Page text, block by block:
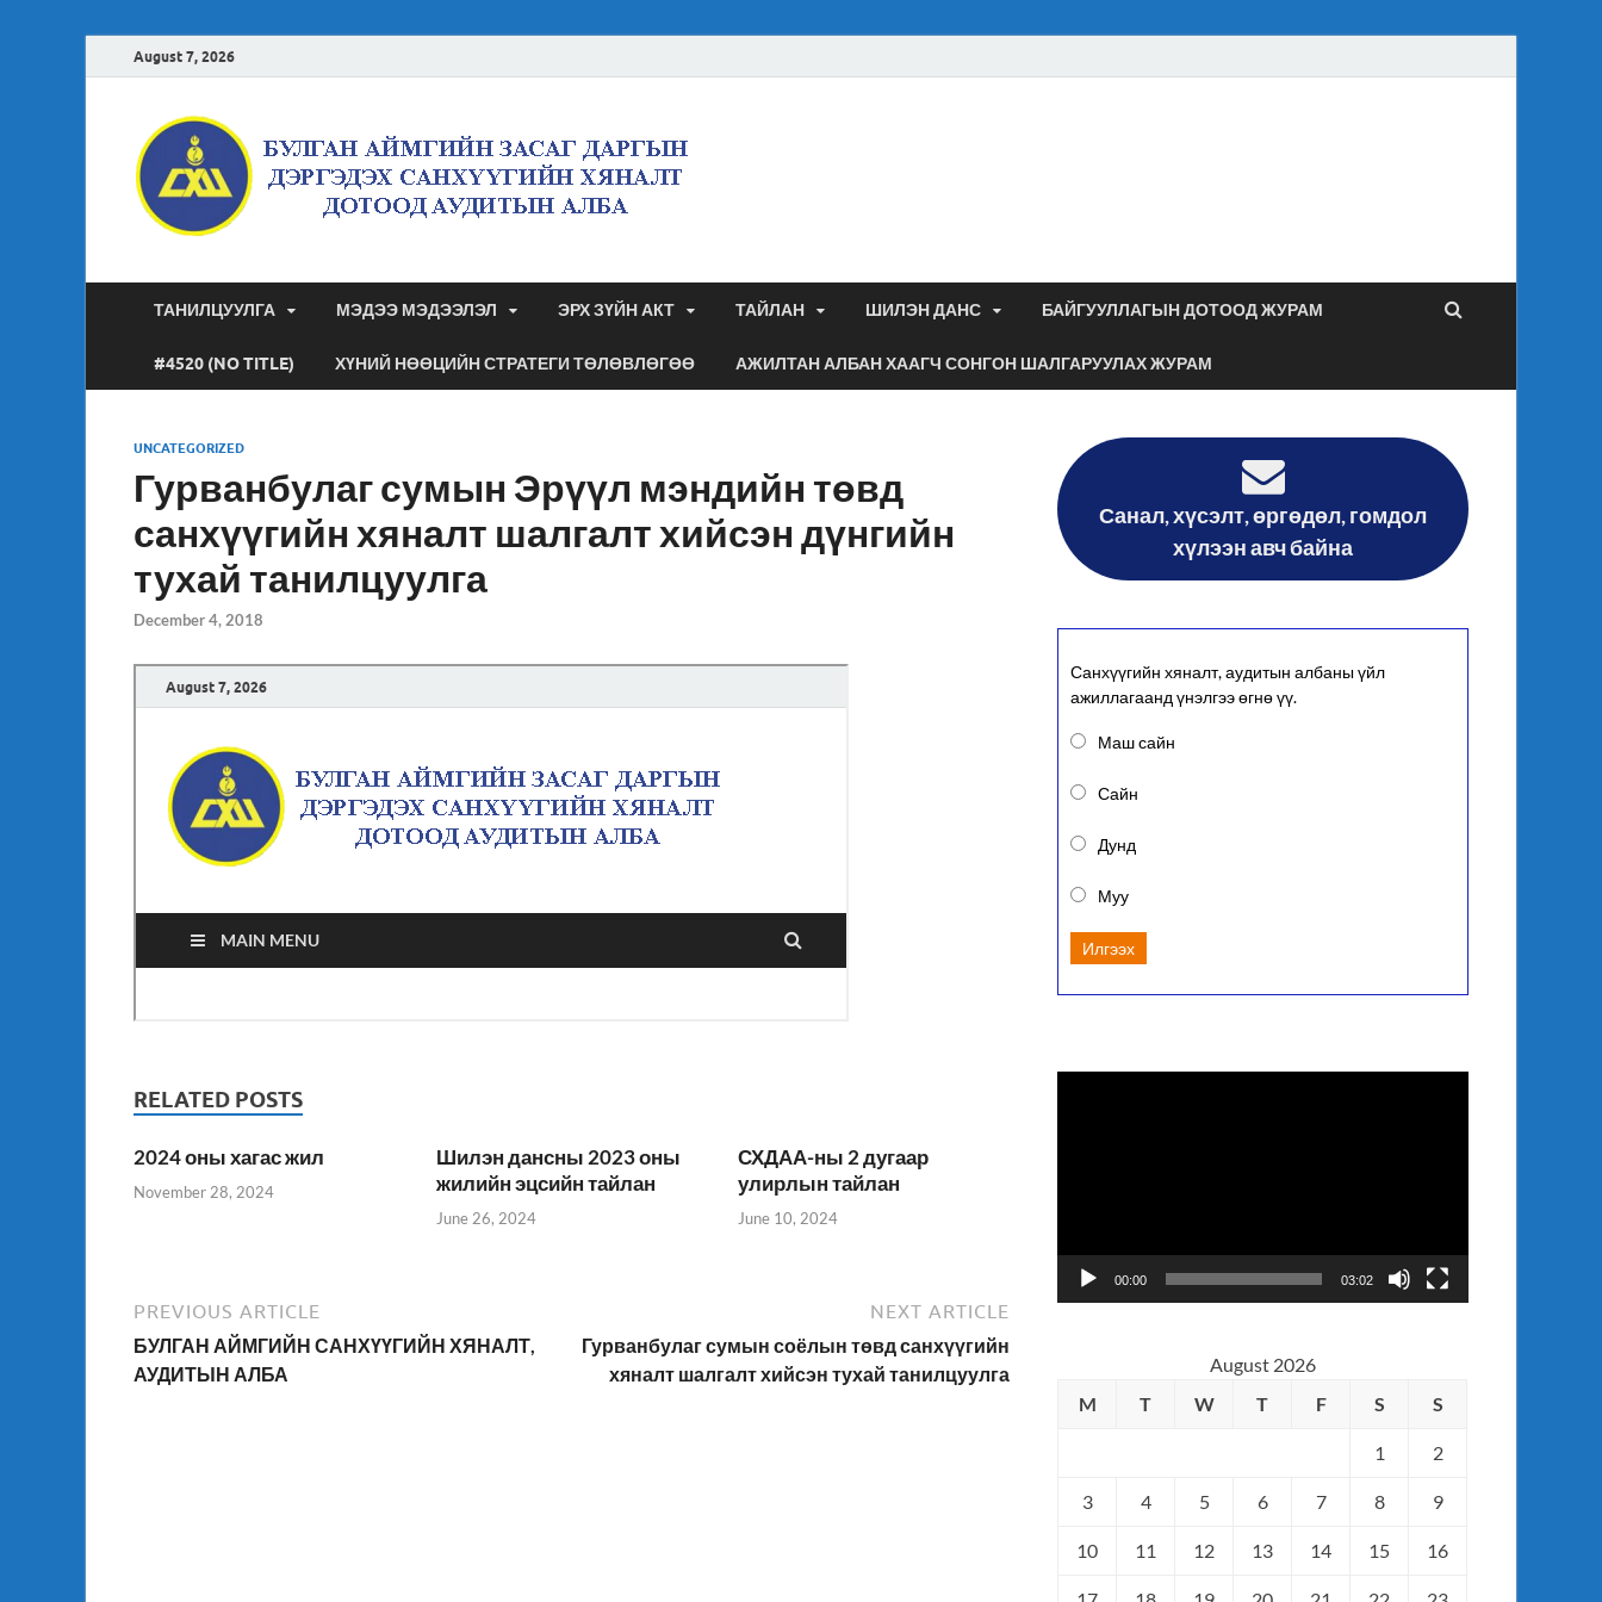
August 7, 2026
аудитын алба
ТАНИЛЦУУЛГА МЭДЭЭ МЭДЭЭЛЭЛ ЭРХ ЗҮЙН АКТ ТАЙЛАН ШИЛЭН ДАНС БАЙГУУЛЛАГЫН ДОТООД ЖУРАМ
#4520 (NO TITLE) ХҮНИЙ НӨӨЦИЙН СТРАТЕГИ ТӨЛӨВЛӨГӨӨ АЖИЛТАН АЛБАН ХААГЧ СОНГОН ШАЛГАРУУЛАХ ЖУРАМ
UNCATEGORIZED
Гурванбулаг сумын Эрүүл мэндийн төвд
санхүүгийн хяналт шалгалт хийсэн дүнгийн
тухай танилцуулга
December 4, 2018
RELATED POSTS
2024 оны хагас жил
November 28, 2024
Шилэн дансны 2023 оны
жилийн эцсийн тайлан
June 26, 2024
СХДАА-ны 2 дугаар
улирлын тайлан
June 10, 2024
PREVIOUS ARTICLE
БУЛГАН АЙМГИЙН САНХҮҮГИЙН ХЯНАЛТ,
АУДИТЫН АЛБА
NEXT ARTICLE
Гурванбулаг сумын соёлын төвд санхүүгийн
хяналт шалгалт хийсэн тухай танилцуулга
Санал, хүсэлт, өргөдөл, гомдол
хүлээн авч байна
Санхүүгийн хяналт, аудитын албаны үйл
ажиллагаанд үнэлгээ өгнө үү.
Маш сайн
Сайн
Дунд
Муу
Илгээх
00:00 03:02
August 2026
M
T W T F S S
1 2
3 4 5 6 7 8 9
10 11 12 13 14 15 16